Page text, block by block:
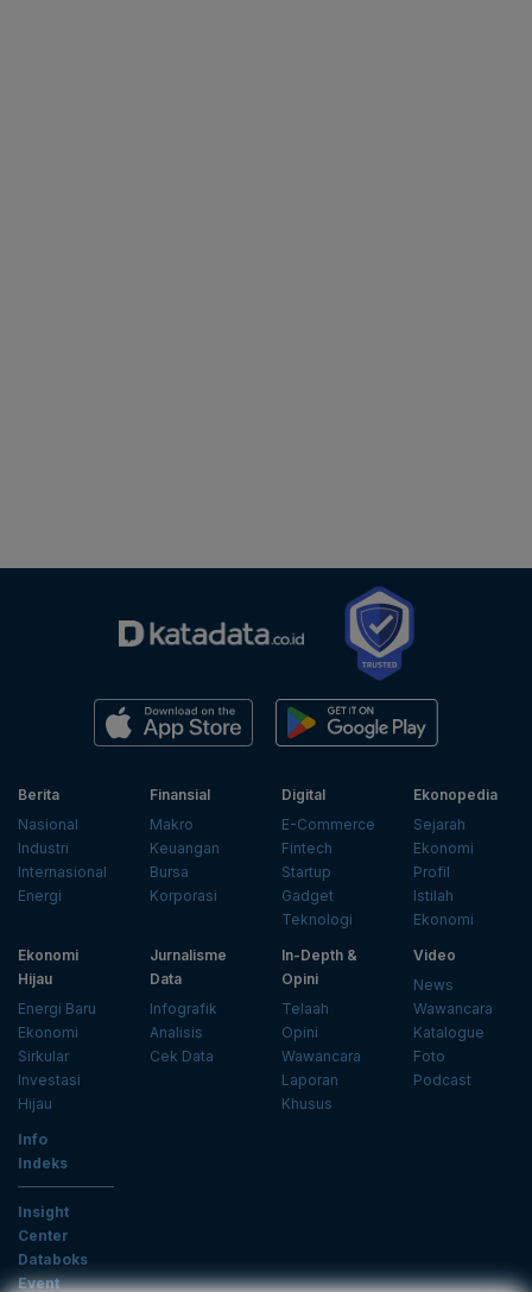
Berita
Nasional
Industri
Internasional
Energi
Finansial
Makro
Keuangan
Bursa
Korporasi
Digital
E-Commerce
Fintech
Startup
Gadget
Teknologi
Ekonopedia
Sejarah
Ekonomi
Profil
Istilah
Ekonomi
Ekonomi
Hijau
Energi Baru
Ekonomi
Sirkular
Investasi
Hijau
Jurnalisme
Data
Infografik
Analisis
Cek Data
In-Depth &
Opini
Telaah
Opini
Wawancara
Laporan
Khusus
Video
News
Wawancara
Katalogue
Foto
Podcast
Info
Indeks
Insight
Center
Databoks
Event